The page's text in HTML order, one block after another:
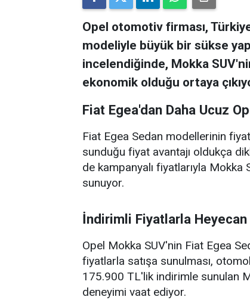
Opel otomotiv firması,
modeliyle büyük bir sükse
incelendiğinde, Mokka
ekonomik olduğu ortaya
Fiat Egea'dan Daha Ucuz
Fiat Egea Sedan modellerinin
sunduğu fiyat avantajı oldukça
de kampanyalı fiyatlarıyla
sunuyor.
İndirimli Fiyatlarla
Opel Mokka SUV'nin Fiat Egea
fiyatlarla satışa sunulması,
175.900 TL'lik indirimle sunulan
deneyimi vaat ediyor.